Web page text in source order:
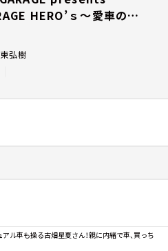
HERO’ｓ～愛車のこ
弘樹
ル車も操る古畑星夏さん！親に内緒で車、買っち